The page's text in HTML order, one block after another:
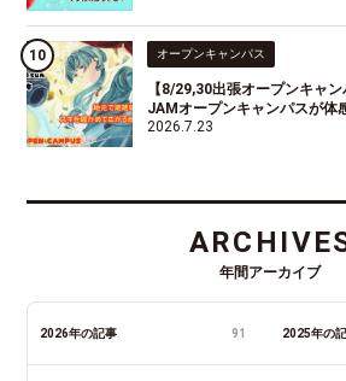
オープンキャンパス
【8/29,30出張オープンキャ
JAMオープンキャンパスが体
2026.7.23
年間アーカイブ
2026年の記事 91 2025年の